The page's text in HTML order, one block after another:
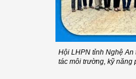
Hội LHPN tỉnh Nghệ
tác môi trường, kỹ năng